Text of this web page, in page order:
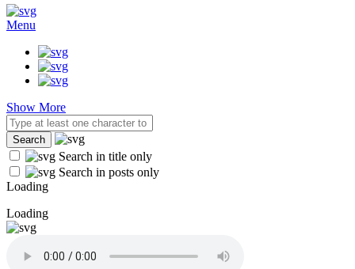
Menu
Show More
Search in title only
Search in posts only
Loading
Loading